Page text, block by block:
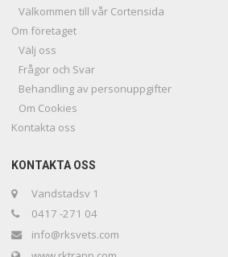
Välkommen till vår Cortensida
Om företaget
Välj oss
Frågor och Svar
Behandling av personuppgifter
Om Cookies
Kontakta oss
KONTAKTA OSS
Vandstadsv 1
0417 -271 04
info@rksvets.com